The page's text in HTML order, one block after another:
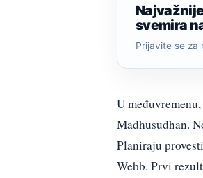
svemira
Prijavite se za
U
Madhusudhan.
Planiraju
Webb. Prvi